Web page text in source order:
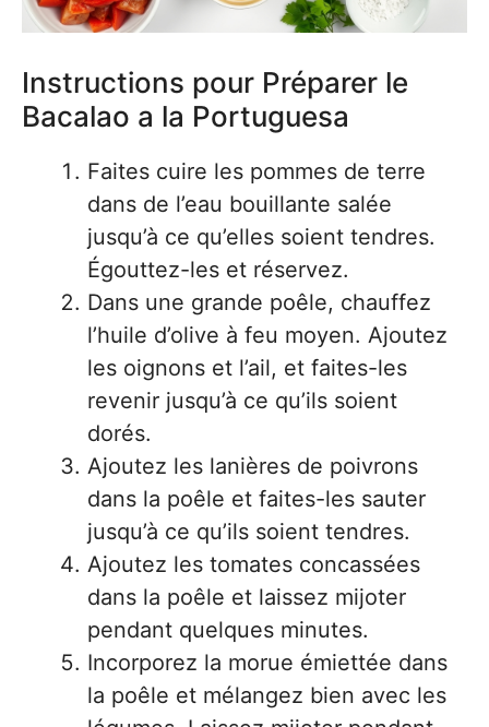
Instructions pour Préparer le
Bacalao a la Portuguesa
Faites cuire les pommes de terre
dans de l’eau bouillante salée
jusqu’à ce qu’elles soient tendres.
Égouttez-les et réservez.
Dans une grande poêle, chauffez
l’huile d’olive à feu moyen. Ajoutez
les oignons et l’ail, et faites-les
revenir jusqu’à ce qu’ils soient
dorés.
Ajoutez les lanières de poivrons
dans la poêle et faites-les sauter
jusqu’à ce qu’ils soient tendres.
Ajoutez les tomates concassées
dans la poêle et laissez mijoter
pendant quelques minutes.
Incorporez la morue émiettée dans
la poêle et mélangez bien avec les